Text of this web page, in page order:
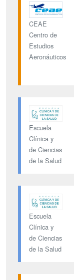
CEAE
Centro de
Estudios
Aeronáuticos
Escuela
Clínica y
de Ciencias
de la Salud
Escuela
Clínica y
de Ciencias
de la Salud